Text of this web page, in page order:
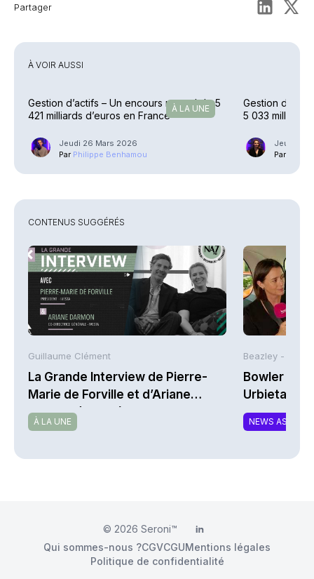
Partager
À VOIR AUSSI
À LA UNE
Gestion d’actifs – Un encours record de 5
421 milliards d’euros en France
Jeudi 26 Mars 2026
Par Philippe Benhamou
Gestion
5 033 milliards
Jeudi 27
Par
CONTENUS SUGGÉRÉS
Guillaume Clément
La Grande Interview de Pierre-
Marie de Forville et d’Ariane
Darmon (Ivesta)
À LA UNE
Beazley -
Bowler
Urbieta |
NEWS
© 2026 Seroni™ LinkedIn
Qui sommes-nous ?CGVCGUMentions légales
Politique de confidentialité